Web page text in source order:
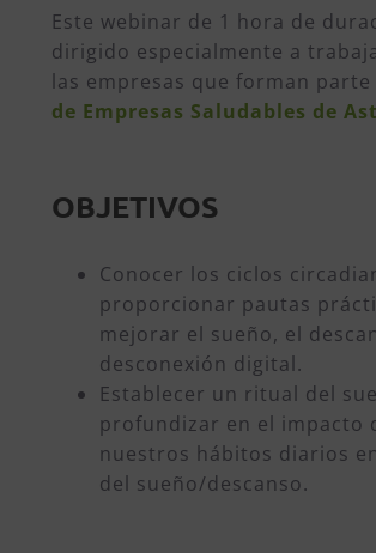
Este webinar de 1 hora de
dirigido especialmente a
las empresas que forman parte
de Empresas Saludables de
OBJETIVOS
Conocer los ciclos
proporcionar pautas
mejorar el sueño, el
desconexión digital.
Establecer un ritual del
profundizar en el impacto
nuestros hábitos diarios
del sueño/descanso.